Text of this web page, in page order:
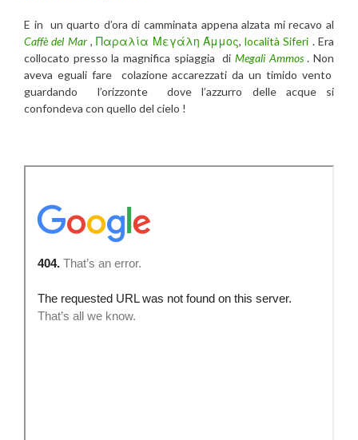
E in un quarto d’ora di camminata appena alzata mi recavo al
Caffè del Mar ,Παραλία Μεγάλη Άμμος,località Siferi . Era
collocato presso la magnifica spiaggia di Megali Ammos. Non
aveva eguali fare colazione accarezzati da un timido vento
guardando l’orizzonte dove l’azzurro delle acque si
confondeva con quello del cielo !